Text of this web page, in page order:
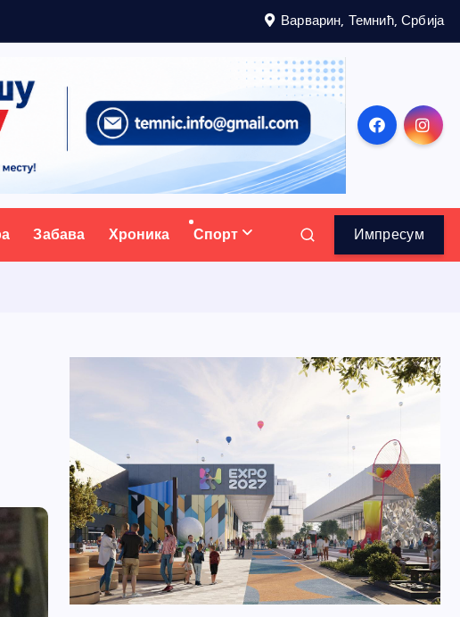
Варварин, Темнић, Србија
Забава Хроника Спорт Импресум